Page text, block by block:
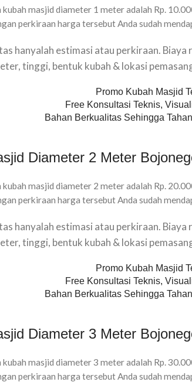
masjid diameter 1 meter adalah Rp.
perkiraan harga tersebut Anda sudah
hanyalah estimasi atau perkiraan. Biaya
tinggi, bentuk kubah & lokasi
Promo Kubah Masjid
Free Konsultasi Teknis,
Bahan Berkualitas Sehingga
Diameter 2 Meter
masjid diameter 2 meter adalah Rp.
perkiraan harga tersebut Anda sudah
hanyalah estimasi atau perkiraan. Biaya
tinggi, bentuk kubah & lokasi
Promo Kubah Masjid
Free Konsultasi Teknis,
Bahan Berkualitas Sehingga
Diameter 3 Meter
masjid diameter 3 meter adalah Rp.
perkiraan harga tersebut Anda sudah